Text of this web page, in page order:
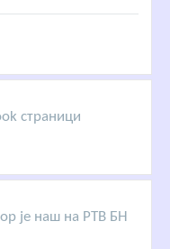
страници
је наш на РТВ БН